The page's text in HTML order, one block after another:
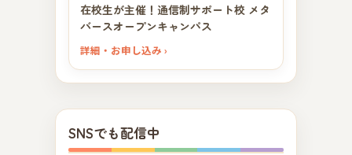
在校生が主催！通信制サポート校 メタ
バースオープンキャンパス
詳細・お申し込み ›
SNSでも配信中